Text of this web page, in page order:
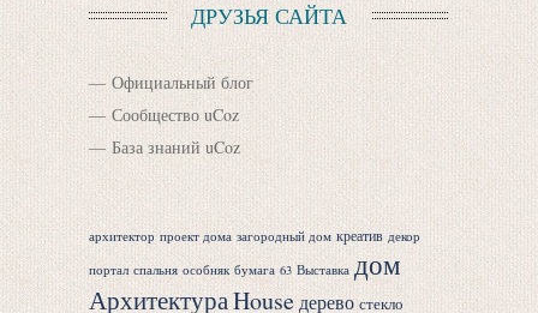
ДРУЗЬЯ САЙТА
Официальный блог
Сообщество uCoz
База знаний uCoz
архитектор проект дома загородный дом креатив декор
портал спальня особняк бумага 63 Выставка дом
АрхитектураHouse дерево стекло